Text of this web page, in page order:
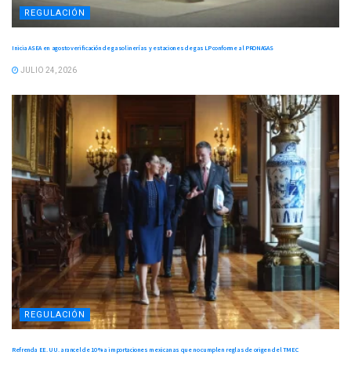
REGULACIÓN
Inicia ASEA en agosto verificación de gasolinerías y estaciones de gas LP conforme al PRONAGAS
JULIO 24, 2026
REGULACIÓN
Refrenda EE. UU. arancel de 10 % a importaciones mexicanas que no cumplen reglas de origen del TMEC